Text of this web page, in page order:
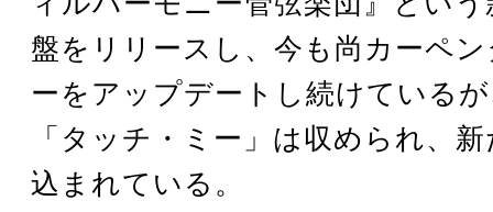
盤をリリースし、今も尚カーペ
ーをアップデートし続けている
「タッチ・ミー」は収められ、
込まれている。